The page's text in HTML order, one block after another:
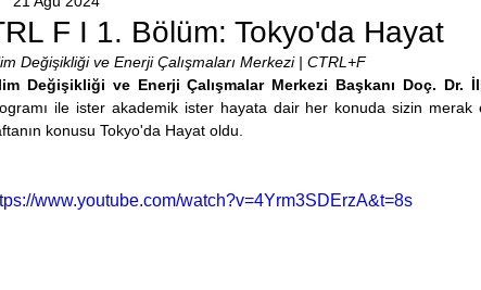
F I 1. Bölüm: Tokyo'da Hayat
Değişikliği ve Enerji Çalışmaları Merkezi | CTRL+F
Değişikliği ve Enerji Çalışmalar Merkezi Başkanı Doç. Dr.
ile ister akademik ister hayata dair her konuda sizin merak
konusu Tokyo'da Hayat oldu.
www.youtube.com/watch?v=4Yrm3SDErzA&t=8s